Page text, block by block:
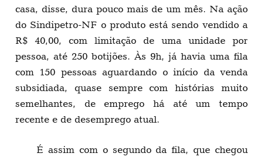
casa, disse, dura pouco mais de um mês. Na ação
do Sindipetro-NF o produto está sendo vendido a
R$ 40,00, com limitação de uma unidade por
pessoa, até 250 botijões. Às 9h, já havia uma fila
com 150 pessoas aguardando o início da venda
subsidiada, quase sempre com histórias muito
semelhantes, de emprego há até um tempo
recente e de desemprego atual.
É assim com o segundo da fila, que chegou